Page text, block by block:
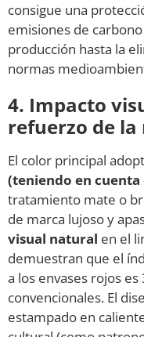
consigue una
emisiones de
producción hasta la
normas
4. Impacto
refuerzo de
El color principal
(teniendo en cuenta
tratamiento mate o
de marca lujoso y
visual natural en el
demuestran que el
a los envases rojos
convencionales. El
estampado en